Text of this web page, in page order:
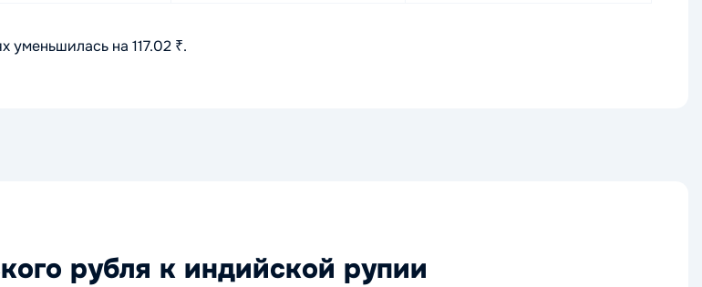
на 117.02 ₹.
рубля к индийской рупии